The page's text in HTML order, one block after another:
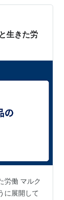
投入しつづ
産業…
生きた労
労働 マルク
に展開して